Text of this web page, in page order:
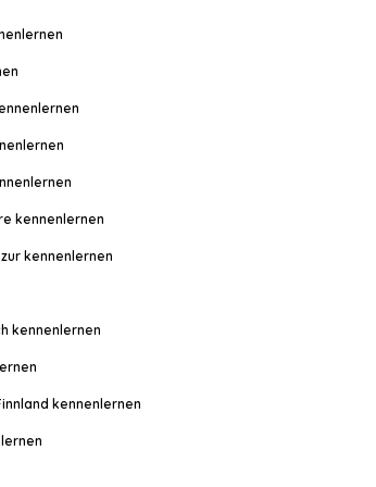
kennenlernen
kennenlernen
kennenlernen
kennenlernen